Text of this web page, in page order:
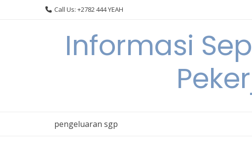
Call Us: +2782 444 YEAH
Informasi
pengeluaran sgp